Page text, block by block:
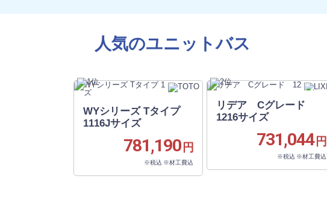
人気のユニットバス
WYシリーズ Tタイプ
1116Jサイズ
781,190円
※税込 ※材工費込
リデア Cグレード
1216サイズ
731,044円
※税込 ※材工費込